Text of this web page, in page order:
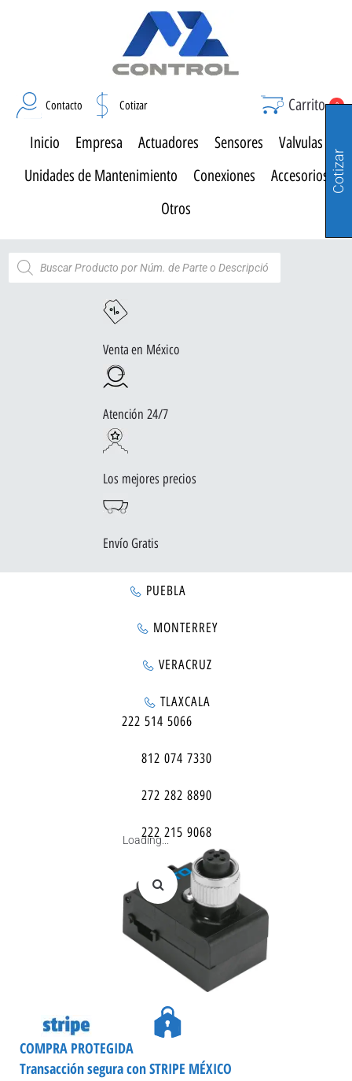
Contacto Cotizar Carrito 0
Inicio Empresa Actuadores Sensores
Valvulas
Unidades de Mantenimiento
Conexiones
Accesorios
Otros
Venta en México
Atención 24/7
Los mejores precios
Envío Gratis
PUEBLA
MONTERREY
VERACRUZ
TLAXCALA
222 514 5066
812 074 7330
272 282 8890
222 215 9068
Loading...
Transacción segura con STRIPE MÉXICO
COMPRA PROTEGIDA
Cotizar